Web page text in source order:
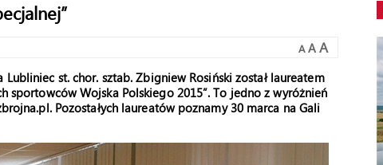
A A A
st. chor. sztab. Zbigniew Rosiński został laureatem
sportowców Wojska Polskiego 2015”. To jedno z wyróżnień
Pozostałych laureatów poznamy 30 marca na Gali